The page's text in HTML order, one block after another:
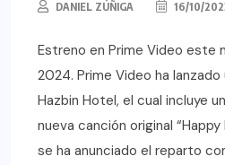
DANIEL ZÚÑIGA 16/10/
Estreno en Prime Video este
2024. Prime Video ha
Hazbin Hotel, el cual incluye
nueva canción original “Happy
se ha anunciado el reparto